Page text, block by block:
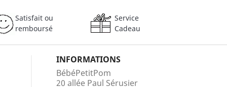
Satisfait ou
remboursé
Service
Cadeau
INFORMATIONS
BébéPetitPom
20 allée Paul Sérusier